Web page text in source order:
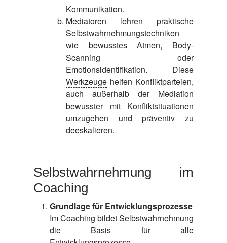
Kommunikation.
Mediatoren lehren praktische
Selbstwahrnehmungstechniken
wie bewusstes Atmen, Body-
Scanning oder
Emotionsidentifikation. Diese
Werkzeuge helfen Konfliktparteien,
auch außerhalb der Mediation
bewusster mit Konfliktsituationen
umzugehen und präventiv zu
deeskalieren.
Selbstwahrnehmung im
Coaching
Grundlage für Entwicklungsprozesse
Im Coaching bildet Selbstwahrnehmung
die Basis für alle